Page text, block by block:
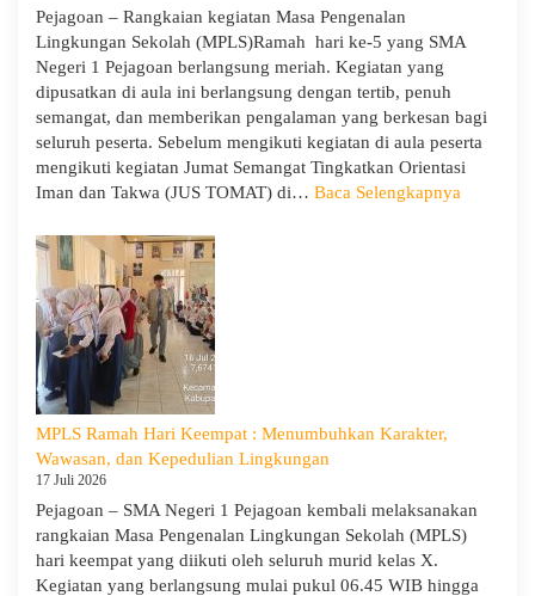
Tanamkan
Jiwa
Kepemimpinan,
Pengabdian,
dan
Kepedulian
Pejagoan – Rangkaian kegiatan Masa Pengenalan
Lingkungan Sekolah (MPLS)Ramah hari ke-5 yang SMA
Negeri 1 Pejagoan berlangsung meriah. Kegiatan yang
dipusatkan di aula ini berlangsung dengan tertib, penuh
semangat, dan memberikan pengalaman yang berkesan bagi
seluruh peserta. Sebelum mengikuti kegiatan di aula peserta
mengikuti kegiatan Jumat Semangat Tingkatkan Orientasi
Iman dan Takwa (JUS TOMAT) di… Baca Selengkapnya
MPLS Ramah Hari Keempat : Menumbuhkan Karakter,
Wawasan, dan Kepedulian Lingkungan
17 Juli 2026
Pejagoan – SMA Negeri 1 Pejagoan kembali melaksanakan
rangkaian Masa Pengenalan Lingkungan Sekolah (MPLS)
hari keempat yang diikuti oleh seluruh murid kelas X.
Kegiatan yang berlangsung mulai pukul 06.45 WIB hingga